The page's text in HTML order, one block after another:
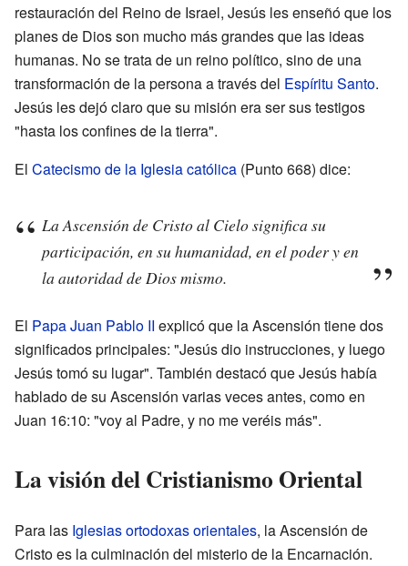
restauración del Reino de Israel, Jesús les enseñó que los
planes de Dios son mucho más grandes que las ideas
humanas. No se trata de un reino político, sino de una
transformación de la persona a través del Espíritu Santo.
Jesús les dejó claro que su misión era ser sus testigos
"hasta los confines de la tierra".
El Catecismo de la Iglesia católica (Punto 668) dice:
La Ascensión de Cristo al Cielo significa su
participación, en su humanidad, en el poder y en
la autoridad de Dios mismo.
El Papa Juan Pablo II explicó que la Ascensión tiene dos
significados principales: "Jesús dio instrucciones, y luego
Jesús tomó su lugar". También destacó que Jesús había
hablado de su Ascensión varias veces antes, como en
Juan 16:10: "voy al Padre, y no me veréis más".
La visión del Cristianismo Oriental
Para las Iglesias ortodoxas orientales, la Ascensión de
Cristo es la culminación del misterio de la Encarnación.